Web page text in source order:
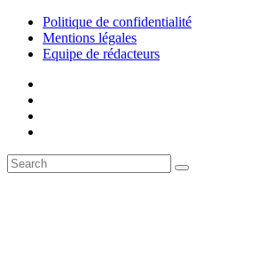
Politique de confidentialité
Mentions légales
Equipe de rédacteurs